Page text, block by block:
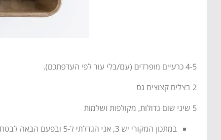
4-5 כרעיים מופרדים (עם/בלי עור לפי העדפתכם).
2 בצלים קצוצים גס
5 שיני שום גדולות, מקולפות ושלמות
במתכון המקורי יש 3, אני הגדלתי ל-5 ובפעם הבאה לבטח אפנק בעוד כמה. הן יוצאות מדהים ומוסיפות כל כך הרבה טעם.. לשיקולכם.